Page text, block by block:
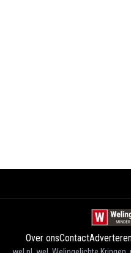
Over onsContact